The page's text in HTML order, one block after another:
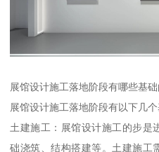
展馆设计施工落地阶段有哪些基础
展馆设计施工落地阶段有以下几个
土建施工：展馆设计施工的步是
础浇筑、结构搭建等。土建施工